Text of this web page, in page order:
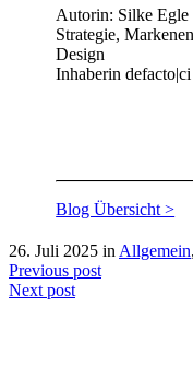
Autorin: Silke Egle
Strategie,
Design
Inhaberin defacto|ci
Blog Übersicht >
26. Juli 2025 in Allgemein,
Previous post
Next post